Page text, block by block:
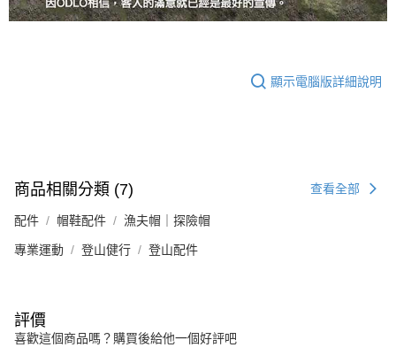
顯示電腦版詳細說明
商品相關分類 (7) 查看全部
配件 帽鞋配件 漁夫帽｜探險帽
專業運動 登山健行 登山配件
評價
喜歡這個商品嗎？購買後給他一個好評吧